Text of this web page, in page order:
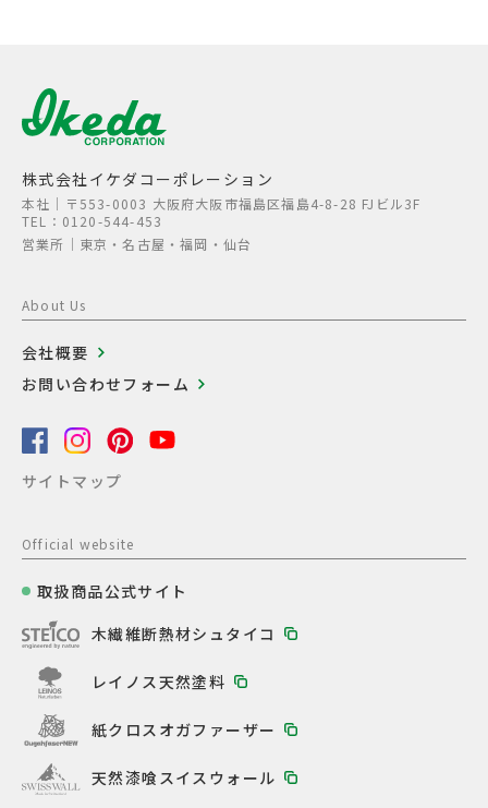
株式会社イケダコーポレーション
本社│〒553-0003 大阪府大阪市福島区福島4-8-28 FJビル3F
TEL：0120-544-453
営業所│東京・名古屋・福岡・仙台
About Us
会社概要
お問い合わせフォーム
サイトマップ
Official website
取扱商品公式サイト
木繊維断熱材シュタイコ
レイノス天然塗料
紙クロスオガファーザー
天然漆喰スイスウォール